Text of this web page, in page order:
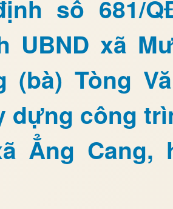
số 681/
UBND xã
(bà) Tòng
dựng công
Ẳng Cang,